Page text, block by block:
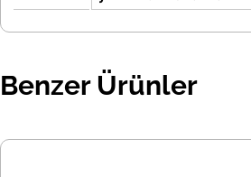
Benzer Ürünler